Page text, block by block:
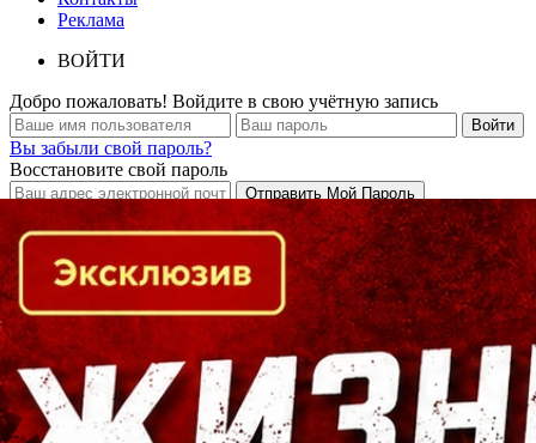
Реклама
ВОЙТИ
Добро пожаловать! Войдите в свою учётную запись
Вы забыли свой пароль?
Восстановите свой пароль
Кто есть кто в Байкальском регионе